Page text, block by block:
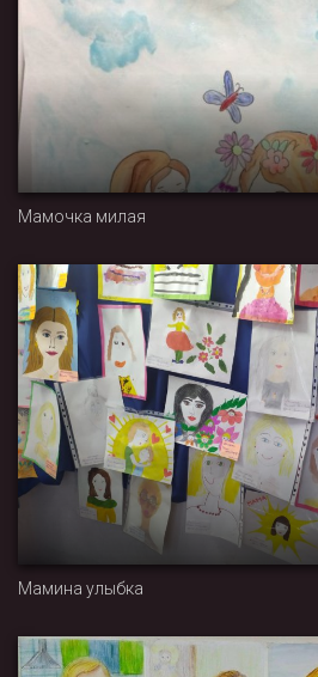
Мамочка милая
Мамина улыбка